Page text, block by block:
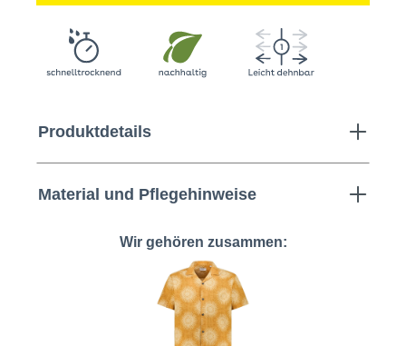
Produktdetails
Material und Pflegehinweise
Wir gehören zusammen: